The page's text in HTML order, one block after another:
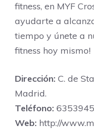
fitness, en MYF
ayudarte a
tiempo y únete a
fitness hoy mismo!
Dirección: C. de
Madrid.
Teléfono:
Web: http://